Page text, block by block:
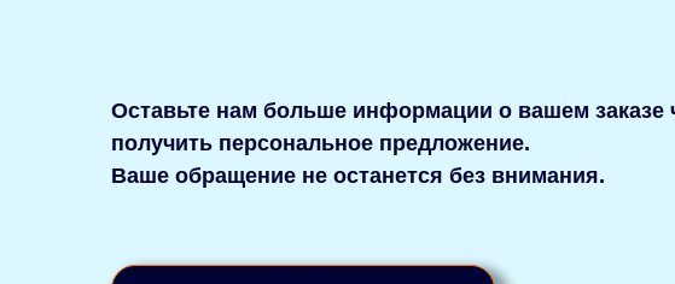
Оставьте нам больше информации о вашем заказе
получить персональное предложение.
Ваше обращение не останется без внимания.